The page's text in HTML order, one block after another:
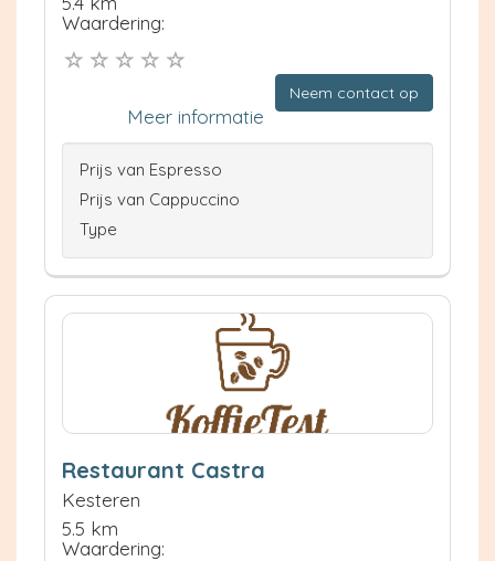
Waardering:
Neem contact op
Meer informatie
Prijs van Espresso
Prijs van Cappuccino
Type
Restaurant Castra
Kesteren
5.5 km
Waardering: